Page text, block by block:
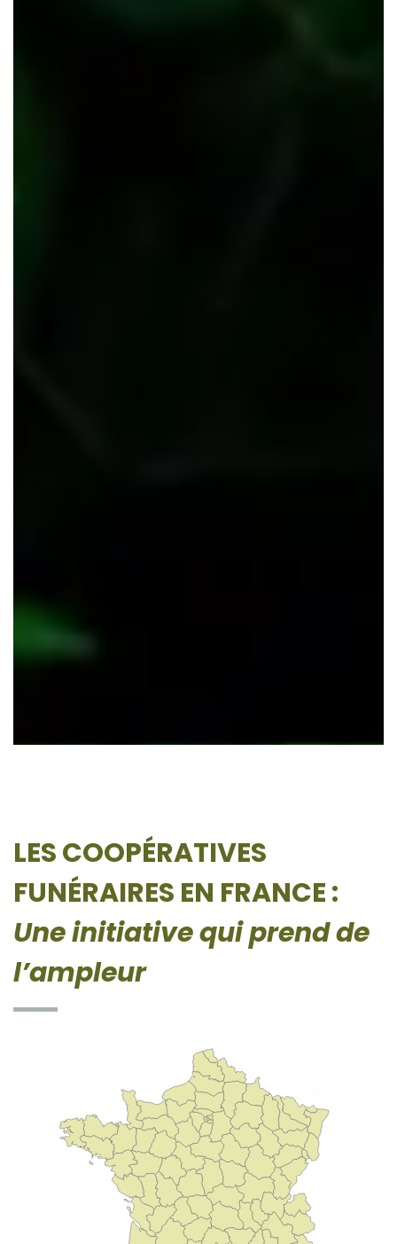
LES COOPÉRATIVES
FUNÉRAIRES EN FRANCE :
Une initiative qui prend de
l’ampleur